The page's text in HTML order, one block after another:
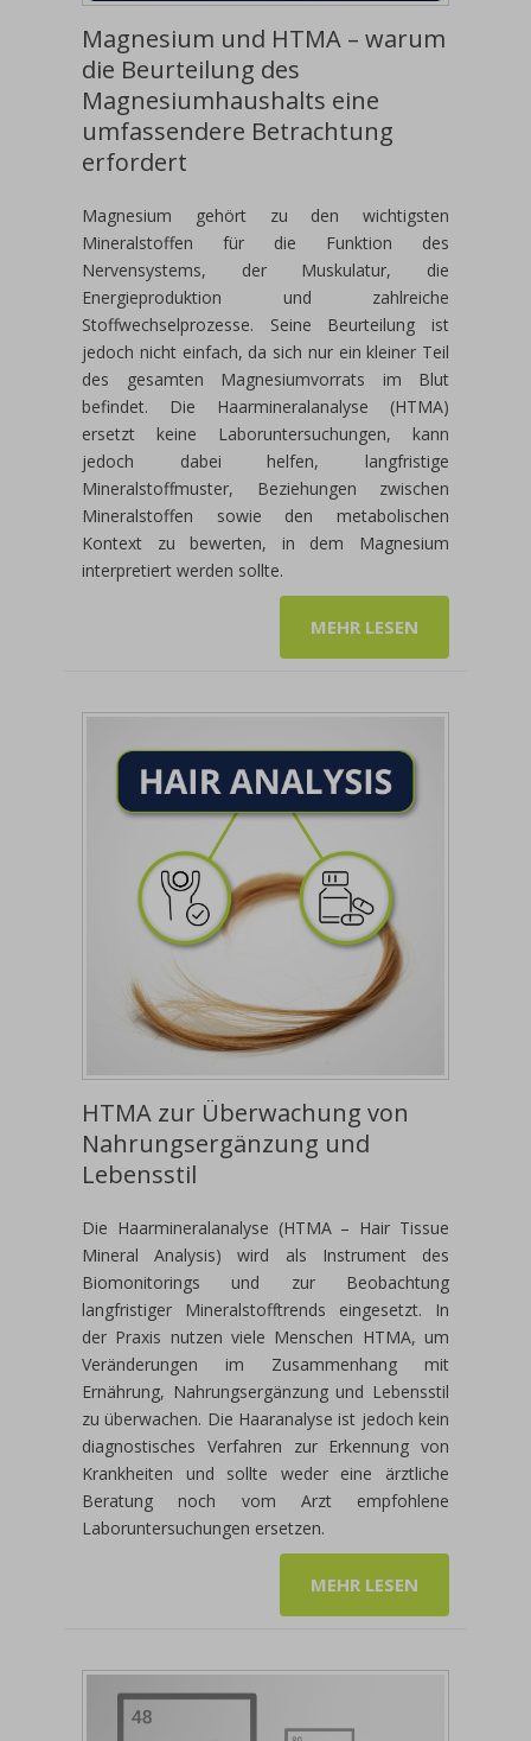
Magnesium und HTMA – warum
die Beurteilung des
Magnesiumhaushalts eine
umfassendere Betrachtung
erfordert
Magnesium gehört zu den wichtigsten
Mineralstoffen für die Funktion des
Nervensystems, der Muskulatur, die
Energieproduktion und zahlreiche
Stoffwechselprozesse. Seine Beurteilung ist
jedoch nicht einfach, da sich nur ein kleiner Teil
des gesamten Magnesiumvorrats im Blut
befindet. Die Haarmineralanalyse (HTMA)
ersetzt keine Laboruntersuchungen, kann
jedoch dabei helfen, langfristige
Mineralstoffmuster, Beziehungen zwischen
Mineralstoffen sowie den metabolischen
Kontext zu bewerten, in dem Magnesium
interpretiert werden sollte.
MEHR LESEN
HTMA zur Überwachung von
Nahrungsergänzung und
Lebensstil
Die Haarmineralanalyse (HTMA – Hair Tissue
Mineral Analysis) wird als Instrument des
Biomonitorings und zur Beobachtung
langfristiger Mineralstofftrends eingesetzt. In
der Praxis nutzen viele Menschen HTMA, um
Veränderungen im Zusammenhang mit
Ernährung, Nahrungsergänzung und Lebensstil
zu überwachen. Die Haaranalyse ist jedoch kein
diagnostisches Verfahren zur Erkennung von
Krankheiten und sollte weder eine ärztliche
Beratung noch vom Arzt empfohlene
Laboruntersuchungen ersetzen.
MEHR LESEN